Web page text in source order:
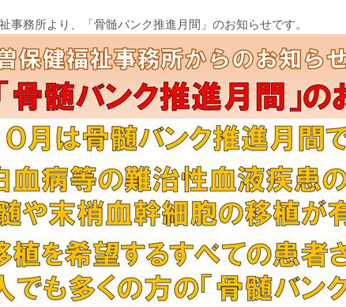
事務所より、「骨髄バンク推進月間」のお知らせです。